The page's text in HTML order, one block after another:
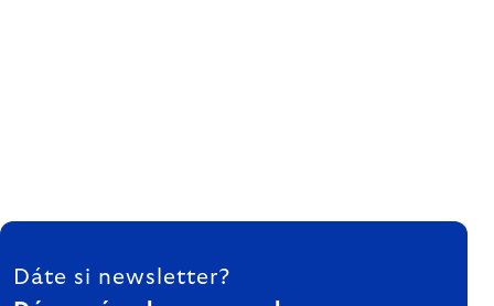
ZÁPÄTIE
Dáte si newsletter?